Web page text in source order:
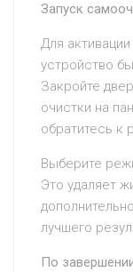
Запуск
Для
устройство
Закройте
очистки на
обратитесь к
Выберите
Это удаляет
лучшего
По